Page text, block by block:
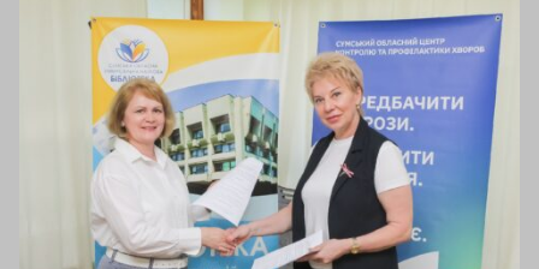
ПІДСУМКИ
ПЕРШОГО
ПІВРІЧЧЯ"